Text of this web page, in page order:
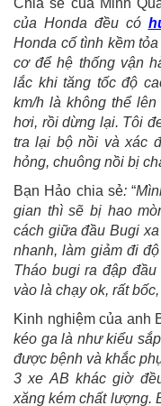
của Honda đều có
Honda cố tình kềm
cơ để hệ thống vận
lắc khi tăng tốc độ
km/h là không thể
hơi, rồi dừng lại. Tôi
tra lại bộ nồi và xác
hỏng, chuông nồi bị
Bạn Hảo chia sẻ:“
gian thì sẽ bị hao
cách giữa đầu Bugi
nhanh, làm giảm đi
Tháo bugi ra đập
vào là chạy ok, rất
Kinh nghiệm của anh
kéo ga là như kiểu
được bệnh và khắc
3 xe AB khác giờ
xăng kém chất lượng.